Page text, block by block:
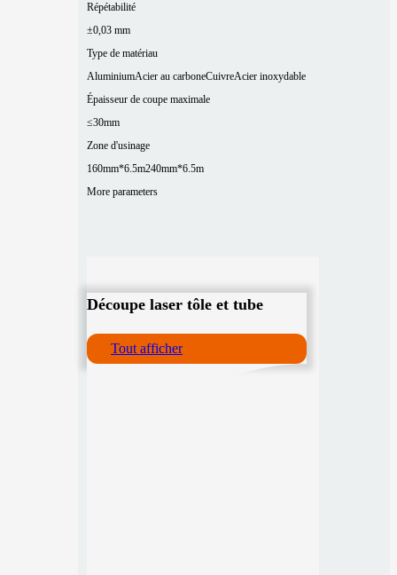
Répétabilité
±0,03 mm
Type de matériau
AluminiumAcier au carboneCuivreAcier inoxydable
Épaisseur de coupe maximale
≤30mm
Zone d'usinage
160mm*6.5m240mm*6.5m
More parameters
Découpe laser tôle et tube
Tout afficher